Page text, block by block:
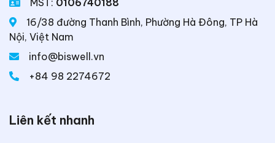
MST: 0106740188
16/38 đường Thanh Bình, Phường Hà Đông, TP Hà
Nội, Việt Nam
info@biswell.vn
+84 98 2274672
Liên kết nhanh